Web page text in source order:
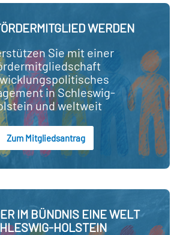
WERDEN
Sie mit einer
in Schleswig-
und weltweit
Zum Mitgliedsantrag
IM BÜNDNIS EINE WELT
HOLSTEIN